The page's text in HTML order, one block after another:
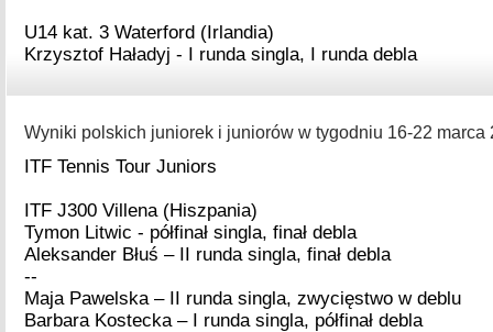
U14 kat. 3 Waterford (Irlandia)
Krzysztof Haładyj - I runda singla, I runda debla
Wyniki polskich juniorek i juniorów w tygodniu 16-22 marca
ITF Tennis Tour Juniors
ITF J300 Villena (Hiszpania)
Tymon Litwic - półfinał singla, finał debla
Aleksander Błuś – II runda singla, finał debla
--
Maja Pawelska – II runda singla, zwycięstwo w deblu
Barbara Kostecka – I runda singla, półfinał debla